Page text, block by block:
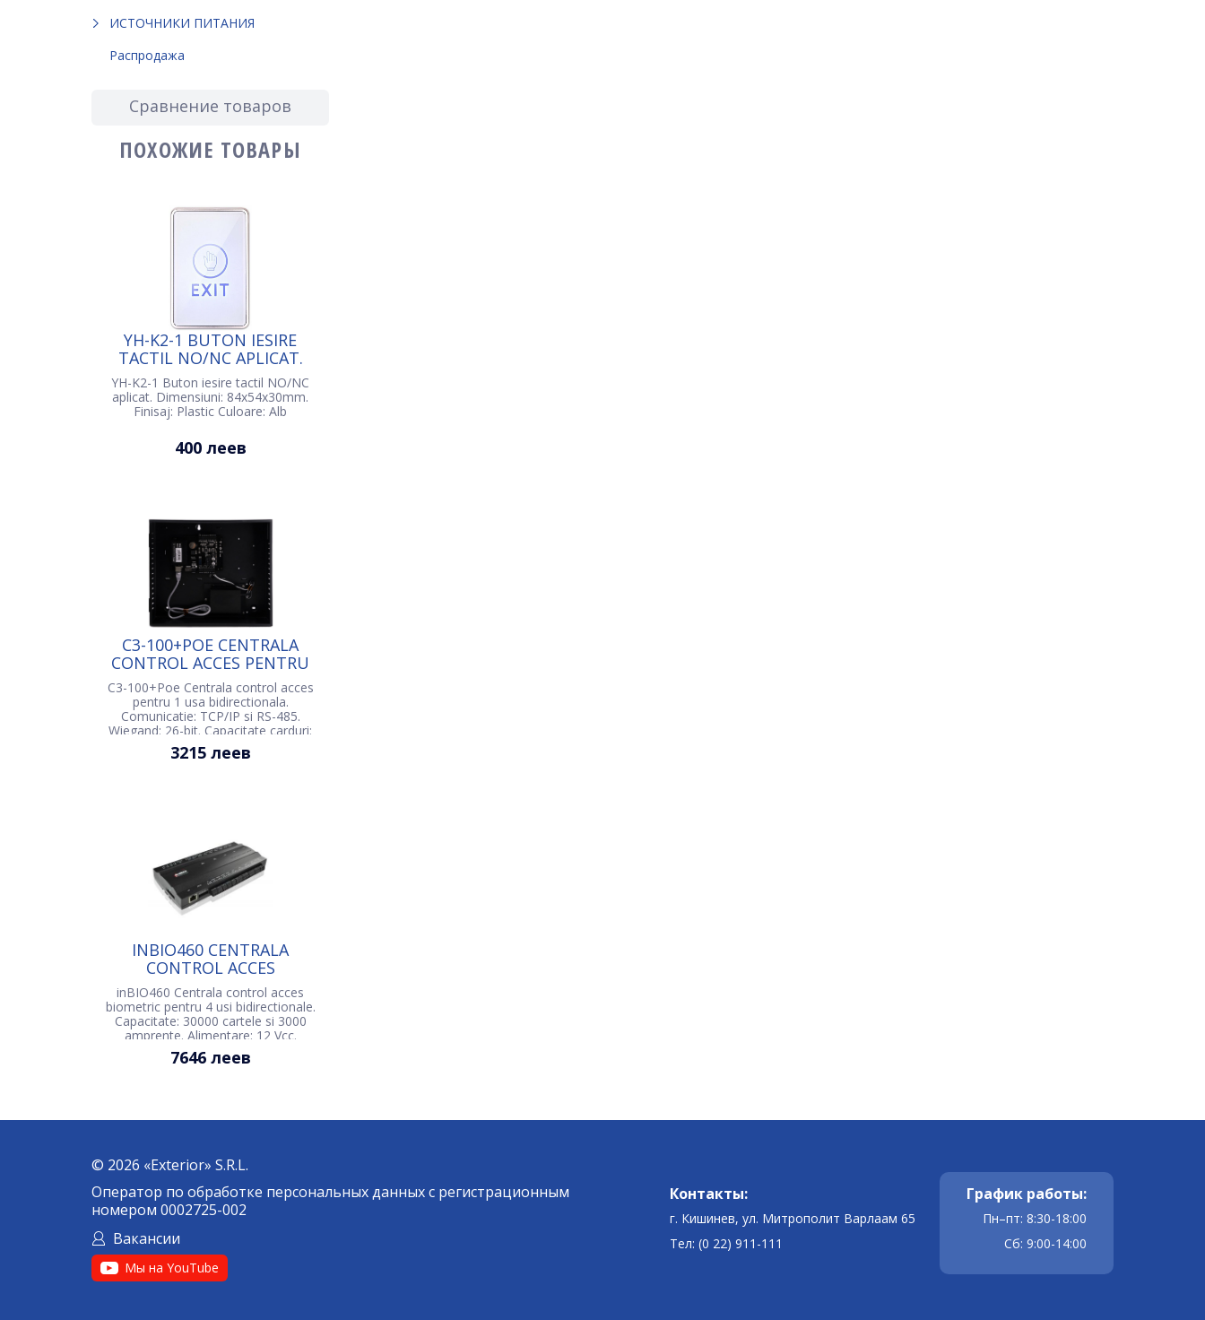
ИСТОЧНИКИ ПИТАНИЯ
Распродажа
Сравнение товаров
ПОХОЖИЕ ТОВАРЫ
YH-K2-1 BUTON IESIRE
TACTIL NO/NC APLICAT.
FINISAJ: PLASTIC CULOARE:
ALB
YH-K2-1 Buton iesire tactil NO/NC
aplicat. Dimensiuni: 84х54x30mm.
Finisaj: Plastic Culoare: Alb
400 леев
C3-100+POE CENTRALA
CONTROL ACCES PENTRU
1 USA
C3-100+Poe Centrala control acces
pentru 1 usa bidirectionala.
Comunicatie: TCP/IP si RS-485.
Wiegand: 26-bit. Capacitate carduri:
30000. Capacitate evenimente:
100000. Tensiune de intrare: 36-57V
3215 леев
INBIO460 CENTRALA
CONTROL ACCES
BIOMETRIC PENTRU 4 USI
BIDIRECTIONALE
inBIO460 Centrala control acces
biometric pentru 4 usi bidirectionale.
Capacitate: 30000 cartele si 3000
amprente. Alimentare: 12 Vcc.
Conectivitate: TCP/IP si RS485.
7646 леев
© 2026 «Exterior» S.R.L.
Оператор по обработке персональных данных c регистрационным
номером 0002725-002
Вакансии
Мы на YouTube
Контакты:
г. Кишинев, ул. Митрополит Варлаам 65
Тел: (0 22) 911-111
График работы:
Пн–пт: 8:30-18:00
Сб: 9:00-14:00